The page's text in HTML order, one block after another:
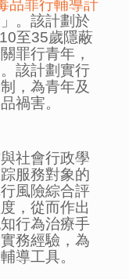
品罪行輔導計
。該計劃於
至35歲隱蔽
罪行青年，
該計劃實行
，為青年及
禍害。
社會行政學
服務對象的
風險綜合評
，從而作出
行為治療手
務經驗，為
導工具。